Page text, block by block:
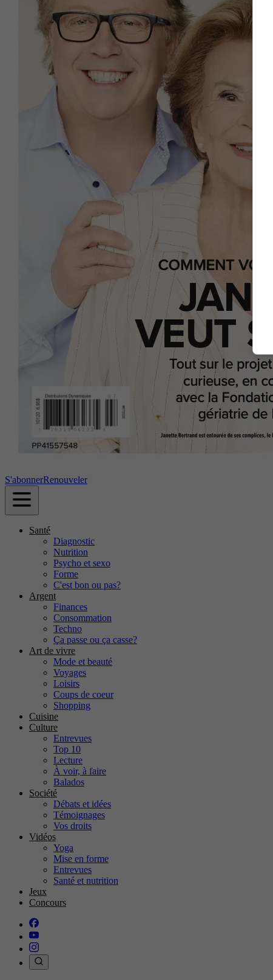
S'abonnerRenouveler
Santé
Diagnostic
Nutrition
Psycho et sexo
Forme
C'est bon ou pas?
Argent
Finances
Consommation
Techno
Ça passe ou ça casse?
Art de vivre
Mode et beauté
Voyages
Loisirs
Coups de coeur
Shopping
Cuisine
Culture
Entrevues
Top 10
Lecture
À voir, à faire
Balados
Société
Débats et idées
Témoignages
Vos droits
Vidéos
Yoga
Mise en forme
Entrevues
Santé et nutrition
Jeux
Concours